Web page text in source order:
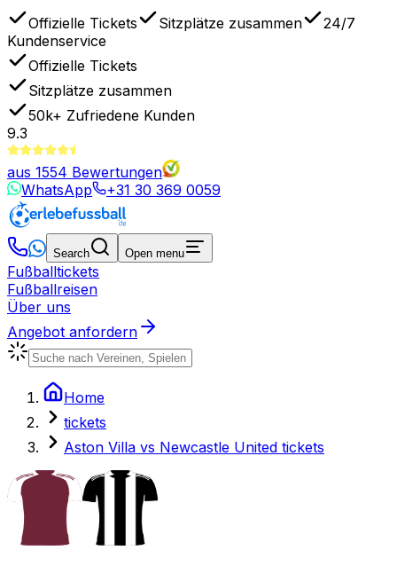
Offizielle Tickets Sitzplätze zusammen
24/7
Kundenservice
Offizielle Tickets
Sitzplätze zusammen
50k+ Zufriedene Kunden
9.3
aus 1554 Bewertungen
WhatsApp
+31 30 369 0059
Search Open menu
Fußballtickets
Fußballreisen
Über uns
Angebot anfordern
Home
tickets
Aston Villa vs Newcastle United tickets